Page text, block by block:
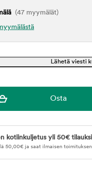
(47 myymälät)
kotiinkuljetus yli 50€
50,00€ ja saat ilmaisen